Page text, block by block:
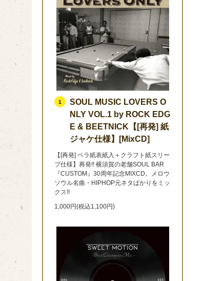
1
SOUL MUSIC LOVERS O
NLY VOL.1 by ROCK EDG
E & BEETNICK【[再発] 紙
ジャケ仕様】[MixCD]
【[再発] ペラ紙表紙入＋クラフト紙スリー
ブ仕様】再発!! 横須賀の老舗SOUL BAR
『CUSTOM』30周年記念MIXCD。メロウ
ソウル名曲・HIPHOP元ネタばかりをミッ
クス!!
1,000円(税込1,100円)